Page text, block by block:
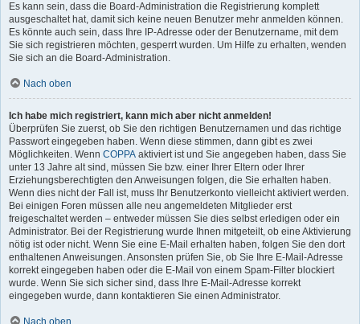
Es kann sein, dass die Board-Administration die Registrierung komplett
ausgeschaltet hat, damit sich keine neuen Benutzer mehr anmelden können.
Es könnte auch sein, dass Ihre IP-Adresse oder der Benutzername, mit dem
Sie sich registrieren möchten, gesperrt wurden. Um Hilfe zu erhalten, wenden
Sie sich an die Board-Administration.
Nach oben
Ich habe mich registriert, kann mich aber nicht anmelden!
Überprüfen Sie zuerst, ob Sie den richtigen Benutzernamen und das richtige
Passwort eingegeben haben. Wenn diese stimmen, dann gibt es zwei
Möglichkeiten. Wenn COPPA aktiviert ist und Sie angegeben haben, dass Sie
unter 13 Jahre alt sind, müssen Sie bzw. einer Ihrer Eltern oder Ihrer
Erziehungsberechtigten den Anweisungen folgen, die Sie erhalten haben.
Wenn dies nicht der Fall ist, muss Ihr Benutzerkonto vielleicht aktiviert werden.
Bei einigen Foren müssen alle neu angemeldeten Mitglieder erst
freigeschaltet werden – entweder müssen Sie dies selbst erledigen oder ein
Administrator. Bei der Registrierung wurde Ihnen mitgeteilt, ob eine Aktivierung
nötig ist oder nicht. Wenn Sie eine E-Mail erhalten haben, folgen Sie den dort
enthaltenen Anweisungen. Ansonsten prüfen Sie, ob Sie Ihre E-Mail-Adresse
korrekt eingegeben haben oder die E-Mail von einem Spam-Filter blockiert
wurde. Wenn Sie sich sicher sind, dass Ihre E-Mail-Adresse korrekt
eingegeben wurde, dann kontaktieren Sie einen Administrator.
Nach oben